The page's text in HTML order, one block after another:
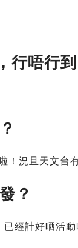
行唔行到
！況且天文
？
經計好晒活